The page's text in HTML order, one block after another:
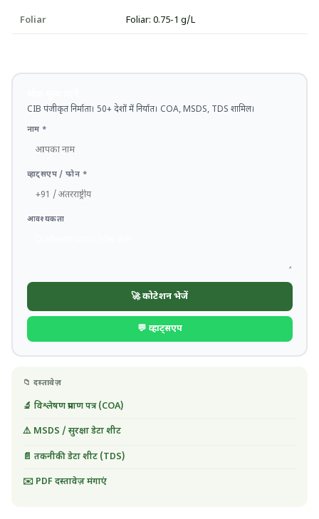
Foliar Foliar: 0.75-1 g/L
CIB पंजीकृत निर्माता। 50+ देशों में निर्यात। COA, MSDS, TDS शामिल।
नाम *
व्हाट्सएप / फोन *
आवश्यकता
🚀 कोटेशन भेजें
💬 व्हाट्सएप
📁 दस्तावेज़
🔬 विश्लेषण प्रमाण पत्र (COA)
⚠️ MSDS / सुरक्षा डेटा शीट
📄 तकनीकी डेटा शीट (TDS)
✉️ PDF दस्तावेज़ मंगाएं